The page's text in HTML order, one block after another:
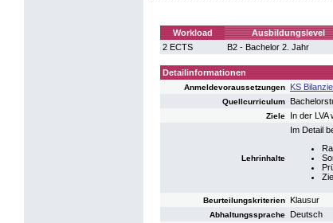
Workload Ausbildungslevel
2 ECTS
B2 - Bachelor 2. Jahr
Detailinformationen
Anmeldevoraussetzungen KS
Quellcurriculum
Ziele In der
Lehrinhalte
Im Detail
Beurteilungskriterien Klausur
Abhaltungssprache Deutsch